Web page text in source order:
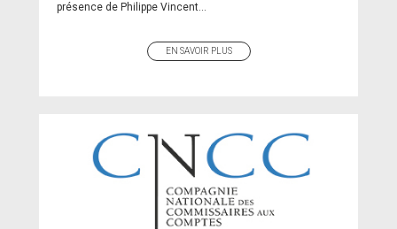
présence de Philippe Vincent...
EN SAVOIR PLUS